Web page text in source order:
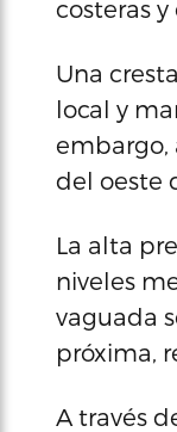
costeras
Una
local y
embargo,
del oeste
La alta
niveles
vaguada
próxima,
A través